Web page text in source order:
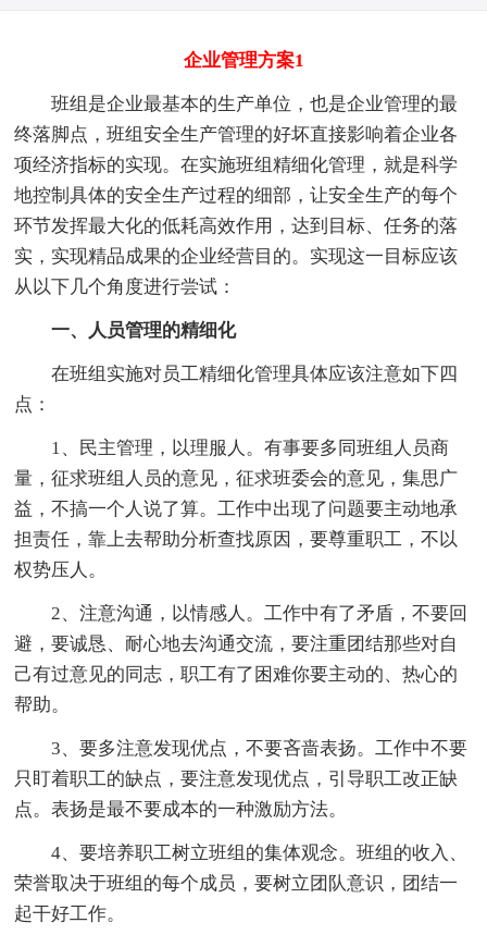
企业管理方案1
班组是企业最基本的生产单位，也是企业管理的最
终落脚点，班组安全生产管理的好坏直接影响着企业各
项经济指标的实现。在实施班组精细化管理，就是科学
地控制具体的安全生产过程的细部，让安全生产的每个
环节发挥最大化的低耗高效作用，达到目标、任务的落
实，实现精品成果的企业经营目的。实现这一目标应该
从以下几个角度进行尝试：
一、人员管理的精细化
在班组实施对员工精细化管理具体应该注意如下四
点：
1、民主管理，以理服人。有事要多同班组人员商
量，征求班组人员的意见，征求班委会的意见，集思广
益，不搞一个人说了算。工作中出现了问题要主动地承
担责任，靠上去帮助分析查找原因，要尊重职工，不以
权势压人。
2、注意沟通，以情感人。工作中有了矛盾，不要回
避，要诚恳、耐心地去沟通交流，要注重团结那些对自
己有过意见的同志，职工有了困难你要主动的、热心的
帮助。
3、要多注意发现优点，不要吝啬表扬。工作中不要
只盯着职工的缺点，要注意发现优点，引导职工改正缺
点。表扬是最不要成本的一种激励方法。
4、要培养职工树立班组的集体观念。班组的收入、
荣誉取决于班组的每个成员，要树立团队意识，团结一
起干好工作。